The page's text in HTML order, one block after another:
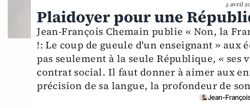
5 avril
Plaidoyer pour une
Jean-François Chemain publie « Non, la
!: Le coup de gueule d'un enseignant » aux
pas seulement à la seule République, «
contrat social. Il faut donner à aimer aux
précision de sa langue, la profondeur de
Jean-